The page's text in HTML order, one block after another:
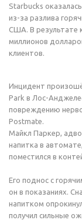
Starbucks
из-за разлива
США. В результате
миллионов
клиентов.
Инцидент
Park в Лос-
повреждению
Postmate.
Майкл Паркер,
напитка в
поместился в
Его поднос с
он в показаниях.
напитком
получил сильные